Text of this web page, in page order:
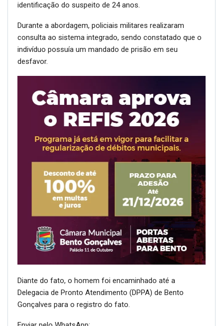
identificação do suspeito de 24 anos.
Durante a abordagem, policiais militares realizaram
consulta ao sistema integrado, sendo constatado que o
indivíduo possuía um mandado de prisão em seu
desfavor.
Diante do fato, o homem foi encaminhado até a
Delegacia de Pronto Atendimento (DPPA) de Bento
Gonçalves para o registro do fato.